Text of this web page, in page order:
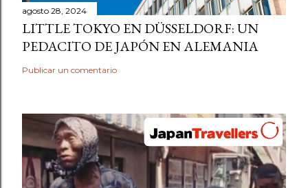
agosto 28, 2024
LITTLE TOKYO EN DÜSSELDORF: UN
PEDACITO DE JAPÓN EN ALEMANIA
Publicar un comentario